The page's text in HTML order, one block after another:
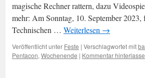
magische Rechner rattern, dazu
mehr: Am Sonntag, 10. September 2023,
Technischen … Weiterlesen →
Veröffentlicht unter Feste | Verschlagwortet mit
Pentacon, Wochenende | Kommentar